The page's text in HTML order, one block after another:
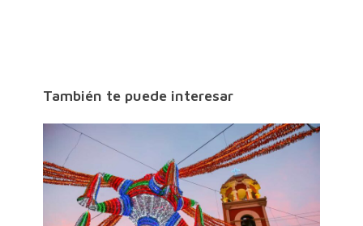
También te puede interesar